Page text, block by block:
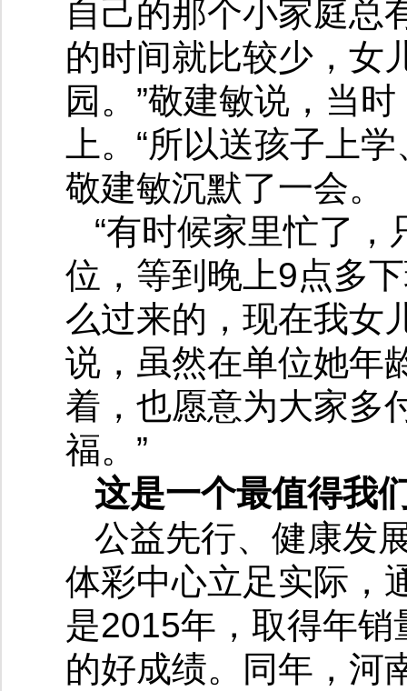
自己的那个小家庭总
的时间就比较少，女
园。”敬建敏说，当
上。“所以送孩子上
敬建敏沉默了一会。
“有时候家里忙了
位，等到晚上9点多
么过来的，现在我女
说，虽然在单位她年
着，也愿意为大家多
福。”
这是一个最值得我
公益先行、健康发
体彩中心立足实际，
是2015年，取得年
的好成绩。同年，河